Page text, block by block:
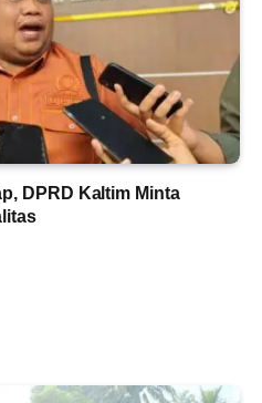
DPRD Kaltim Minta